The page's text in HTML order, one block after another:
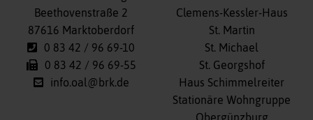
Beethovenstraße 2
87616 Marktoberdorf
0 83 42 / 96 69-10
0 83 42 / 96 69-55
info.oal@brk.de
überspringen
Clemens-Kessler-Haus
St. Martin
St. Michael
St. Georgshof
Haus Schimmelreiter
Stationäre Wohngruppe
Obergünzburg